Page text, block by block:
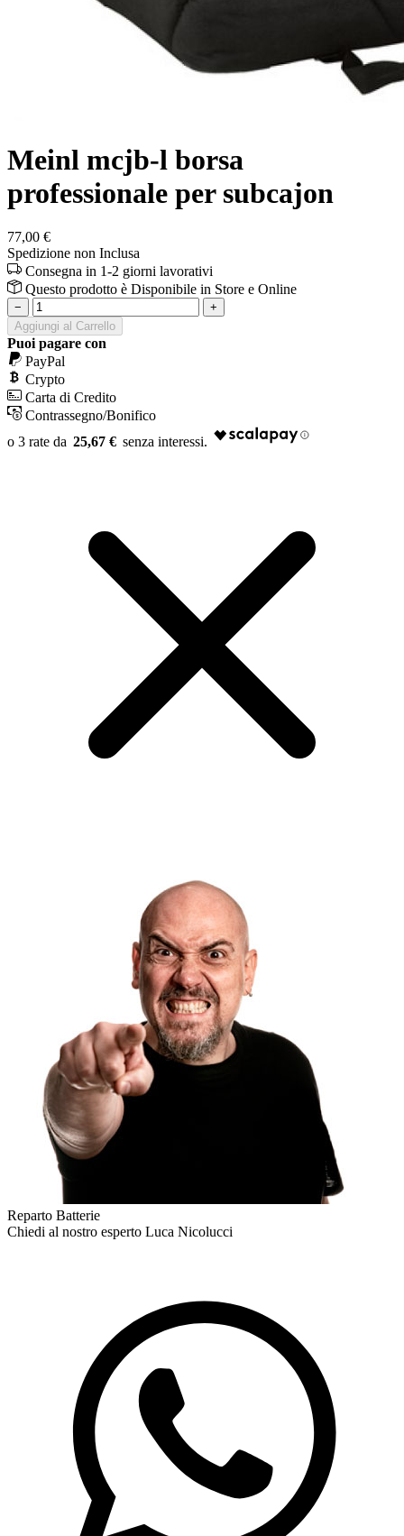
Meinl mcjb-l borsa
professionale per subcajon
77,00 €
Spedizione non Inclusa
Consegna in 1-2 giorni lavorativi
Questo prodotto è Disponibile in Store e Online
−
+
Aggiungi al Carrello
Puoi pagare con
PayPal
Crypto
Carta di Credito
Contrassegno/Bonifico
25,67 €
Reparto Batterie
Chiedi al nostro esperto Luca Nicolucci